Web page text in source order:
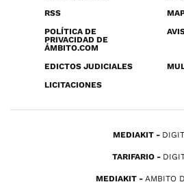
RSS
POLÍTICA DE
PRIVACIDAD DE
ÁMBITO.COM
EDICTOS JUDICIALES
LICITACIONES
MEDIAKIT
TARIFARIO
MEDIAKIT AMBITO